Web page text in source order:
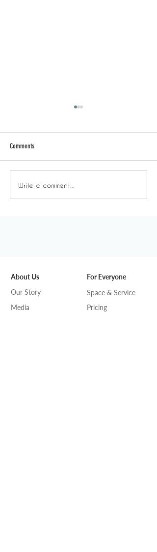
日常背後 - 放飯時間
Comments
Write a comment...
About Us
Our Story
Media
For Everyone
Space & Service
Pricing